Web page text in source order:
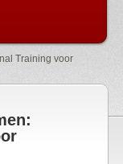
Training voor